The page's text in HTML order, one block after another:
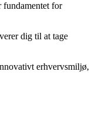
fundamentet for
dig til at tage
erhvervsmiljø,